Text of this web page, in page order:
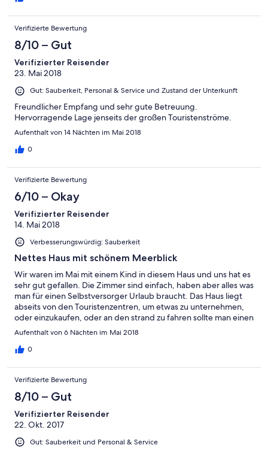
Verifizierte Bewertung
8/10 – Gut
Verifizierter Reisender
23. Mai 2018
Gut: Sauberkeit, Personal & Service und Zustand der Unterkunft
Freundlicher Empfang und sehr gute Betreuung.
Hervorragende Lage jenseits der großen Touristenströme.
Aufenthalt von 14 Nächten im Mai 2018
0
Verifizierte Bewertung
6/10 – Okay
Verifizierter Reisender
14. Mai 2018
Verbesserungswürdig: Sauberkeit
Nettes Haus mit schönem Meerblick
Wir waren im Mai mit einem Kind in diesem Haus und uns hat es
sehr gut gefallen. Die Zimmer sind einfach, haben aber alles was
man für einen Selbstversorger Urlaub braucht. Das Haus liegt
abseits von den Touristenzentren, um etwas zu unternehmen,
oder einzukaufen, oder an den strand zu fahren sollte man einen
Leihwagen haben. Gut gefallen haben uns die beiden Pools im
gerne nochmal hierher reisen.
Aufenthalt von 6 Nächten im Mai 2018
0
Verifizierte Bewertung
8/10 – Gut
Verifizierter Reisender
22. Okt. 2017
Gut: Sauberkeit und Personal & Service